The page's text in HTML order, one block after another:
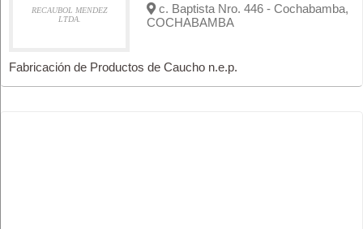
RECAUBOL MENDEZ
LTDA.
c. Baptista Nro. 446 - Cochabamba,
COCHABAMBA
Fabricación de Productos de Caucho n.e.p.